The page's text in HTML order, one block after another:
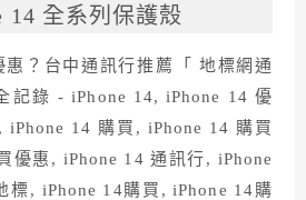
14 全系列保護殼